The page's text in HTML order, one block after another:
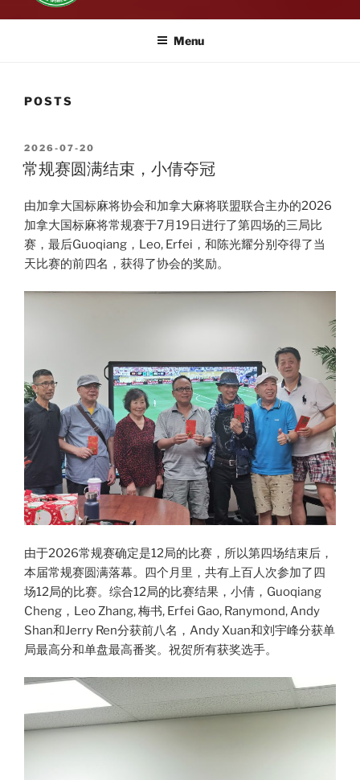
Menu
POSTS
POSTED
ON
2026-07-20
常规赛圆满结束，小倩夺冠
由加拿大国标麻将协会和加拿大麻将联盟联合主办的2026
加拿大国标麻将常规赛于7月19日进行了第四场的三局比
赛，最后Guoqiang，Leo, Erfei，和陈光耀分别夺得了当
天比赛的前四名，获得了协会的奖励。
由于2026常规赛确定是12局的比赛，所以第四场结束后，
本届常规赛圆满落幕。四个月里，共有上百人次参加了四
场12局的比赛。综合12局的比赛结果，小倩，Guoqiang
Cheng，Leo Zhang, 梅书, Erfei Gao, Ranymond, Andy
Shan和Jerry Ren分获前八名，Andy Xuan和刘宇峰分获单
局最高分和单盘最高番奖。祝贺所有获奖选手。